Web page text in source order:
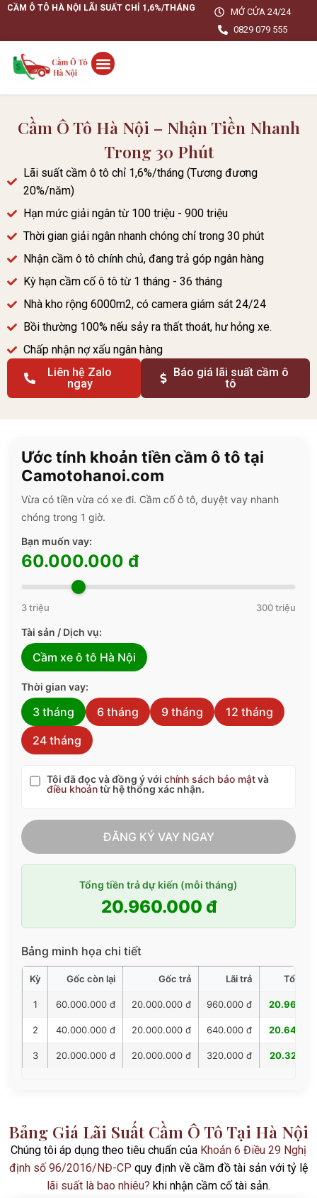
CẦM Ô TÔ HÀ NỘI LÃI SUẤT CHỈ 1,6%/THÁNG
MỞ CỬA 24/24
0829 079 555
Cầm Ô Tô Hà Nội – Nhận Tiền Nhanh
Trong 30 Phút
Lãi suất cầm ô tô chỉ 1,6%/tháng (Tương đương
20%/năm)
Hạn mức giải ngân từ 100 triệu - 900 triệu
Thời gian giải ngân nhanh chóng chỉ trong 30 phút
Nhận cầm ô tô chính chủ, đang trả góp ngân hàng
Kỳ hạn cầm cố ô tô từ 1 tháng - 36 tháng
Nhà kho rộng 6000m2, có camera giám sát 24/24
Bồi thường 100% nếu sảy ra thất thoát, hư hỏng xe.
Chấp nhận nợ xấu ngân hàng
Liên hệ Zalo
ngay
Báo giá lãi suất cầm ô
tô
Ước tính khoản tiền cầm ô tô tại
Camotohanoi.com
Vừa có tiền vừa có xe đi. Cầm cố ô tô, duyệt vay nhanh
chóng trong 1 giờ.
Bạn muốn vay:
60.000.000 đ
3 triệu 300 triệu
Tài sản / Dịch vụ:
Cầm xe ô tô Hà Nội
Thời gian vay:
3 tháng 6 tháng 9 tháng
12 tháng
24 tháng
Tôi đã đọc và đồng ý với chính sách bảo mậtvà
điều khoảntừ hệ thống xác nhận.
ĐĂNG KÝ VAY NGAY
Tổng tiền trả dự kiến (mỗi tháng)
20.960.000 đ
Bảng minh họa chi tiết
Kỳ Gốc còn lại Gốc trả Lãi trả Tổng
1 60.000.000 đ 20.000.000 đ 960.000 đ
2 40.000.000 đ 20.000.000 đ 640.000 đ
3 20.000.000 đ 20.000.000 đ 320.000 đ
Bảng Giá Lãi Suất Cầm Ô Tô Tại Hà Nội
Chúng tôi áp dụng theo tiêu chuẩn của Khoản 6 Điều 29 Nghị
định số 96/2016/NĐ-CP quy định về cầm đồ tài sản với tỷ lệ
lãi suất là bao nhiêu? khi nhận cầm cố tài sản.